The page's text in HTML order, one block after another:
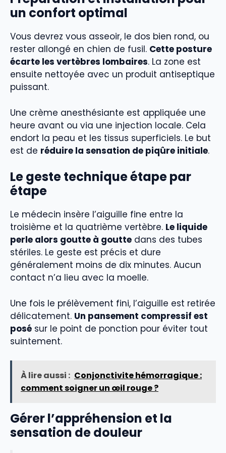
un confort optimal
Vous devrez vous asseoir, le dos bien rond, ou
rester allongé en chien de fusil. Cette posture
écarte les vertèbres lombaires. La zone est
ensuite nettoyée avec un produit antiseptique
puissant.
Une crème anesthésiante est appliquée une
heure avant ou via une injection locale. Cela
endort la peau et les tissus superficiels. Le but
est de réduire la sensation de piqûre initiale.
Le geste technique étape par
étape
Le médecin insère l’aiguille fine entre la
troisième et la quatrième vertèbre. Le liquide
perle alors goutte à goutte dans des tubes
stériles. Le geste est précis et dure
généralement moins de dix minutes. Aucun
contact n’a lieu avec la moelle.
Une fois le prélèvement fini, l’aiguille est retirée
délicatement. Un pansement compressif est
posé sur le point de ponction pour éviter tout
suintement.
À lire aussi : Conjonctivite hémorragique :
comment soigner un œil rouge ?
Gérer l’appréhension et la
sensation de douleur